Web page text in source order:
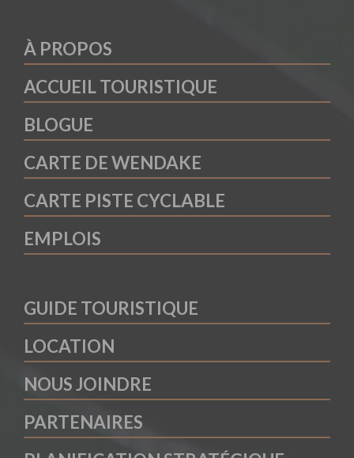
À PROPOS
ACCUEIL TOURISTIQUE
BLOGUE
CARTE DE WENDAKE
CARTE PISTE CYCLABLE
EMPLOIS
GUIDE TOURISTIQUE
LOCATION
NOUS JOINDRE
PARTENAIRES